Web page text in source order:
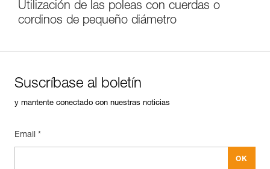
Utilización de las poleas con cuerdas o
cordinos de pequeño diámetro
Suscríbase al boletín
y mantente conectado con nuestras noticias
Email *